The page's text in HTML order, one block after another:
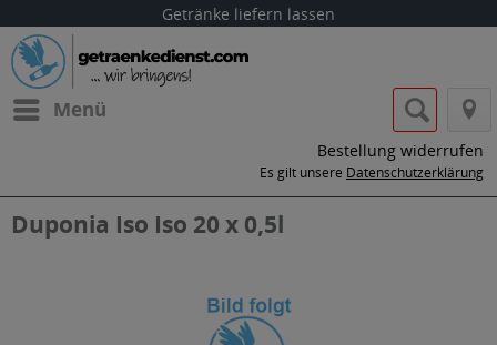
Getränke liefern lassen
Menü
Bestellung widerrufen
Es gilt unsere Datenschutzerklärung
Duponia Iso Iso 20 x 0,5l